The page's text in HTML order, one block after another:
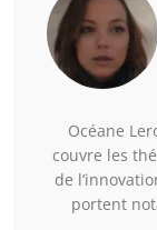
Océane
couvre les
de
portent